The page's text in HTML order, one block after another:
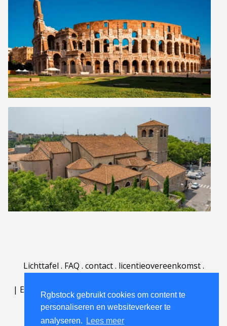
Rgbstock gebruikt cookies om content te
personaliseren en websiteverkeer te
analyseren.
Lees meer
Lichttafel . FAQ . contact. licentieovereenkomst.
| English | Deutsch Español | Português
Nederlands|